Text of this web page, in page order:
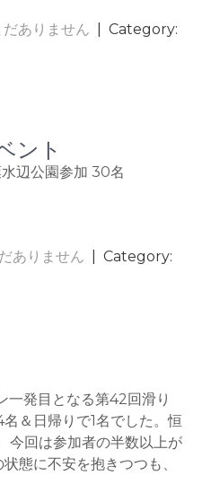
ありません
| Category:
ント
辺公園参加 30名
ありません
| Category:
一発目となる第42回滑り
＆日帰りで1名でした。恒
今回は参加者の半数以上が
態に不安を抱きつつも、